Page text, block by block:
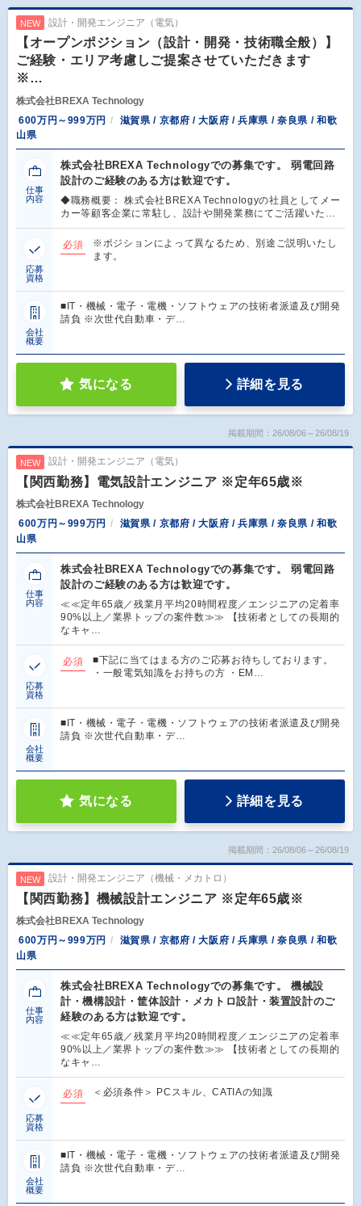
NEW 設計・開発エンジニア（電気）
【オープンポジション（設計・開発・技術職全般）】
ご経験・エリア考慮しご提案させていただきます
※…
株式会社BREXA Technology
600万円～999万円
滋賀県 / 京都府 / 大阪府 / 兵庫県 / 奈良県 / 和歌
山県
仕事
内容
株式会社BREXA Technologyでの募集です。 弱電回路
設計のご経験のある方は歓迎です。
◆職務概要： 株式会社BREXA Technologyの社員としてメー
カー等顧客企業に常駐し、設計や開発業務にてご活躍いた…
応募
資格
必須
※ポジションによって異なるため、別途ご説明いたし
ます。
会社
概要
■IT・機械・電子・電機・ソフトウェアの技術者派遣及び開発
請負 ※次世代自動車・デ…
気になる 詳細を見る
掲載期間：26/08/06～26/08/19
NEW 設計・開発エンジニア（電気）
【関西勤務】電気設計エンジニア ※定年65歳※
株式会社BREXA Technology
600万円～999万円
滋賀県 / 京都府 / 大阪府 / 兵庫県 / 奈良県 / 和歌
山県
仕事
内容
株式会社BREXA Technologyでの募集です。 弱電回路
設計のご経験のある方は歓迎です。
≪≪定年65歳／残業月平均20時間程度／エンジニアの定着率
90%以上／業界トップの案件数≫≫ 【技術者としての長期的
なキャ…
応募
資格
必須
■下記に当てはまる方のご応募お待ちしております。
・一般電気知識をお持ちの方 ・EM…
会社
概要
■IT・機械・電子・電機・ソフトウェアの技術者派遣及び開発
請負 ※次世代自動車・デ…
気になる 詳細を見る
掲載期間：26/08/06～26/08/19
NEW 設計・開発エンジニア（機械・メカトロ）
【関西勤務】機械設計エンジニア ※定年65歳※
株式会社BREXA Technology
600万円～999万円
滋賀県 / 京都府 / 大阪府 / 兵庫県 / 奈良県 / 和歌
山県
仕事
内容
株式会社BREXA Technologyでの募集です。 機械設
計・機構設計・筐体設計・メカトロ設計・装置設計のご
経験のある方は歓迎です。
≪≪定年65歳／残業月平均20時間程度／エンジニアの定着率
90%以上／業界トップの案件数≫≫ 【技術者としての長期的
なキャ…
応募
資格
必須 ＜必須条件＞ PCスキル、CATIAの知識
会社
概要
■IT・機械・電子・電機・ソフトウェアの技術者派遣及び開発
請負 ※次世代自動車・デ…